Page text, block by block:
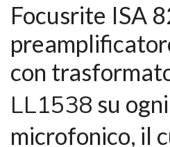
Focusrite ISA
con
LL1538 su
microfonico, il